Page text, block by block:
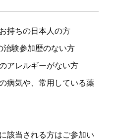
持ちの日本人の方
治験参加歴のない方
アレルギーがない方
病気や、常用している薬
該当される方はご参加い